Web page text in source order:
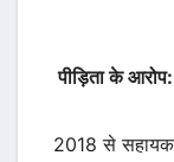
पीड़िता के आरोप:
2018 से सहायक